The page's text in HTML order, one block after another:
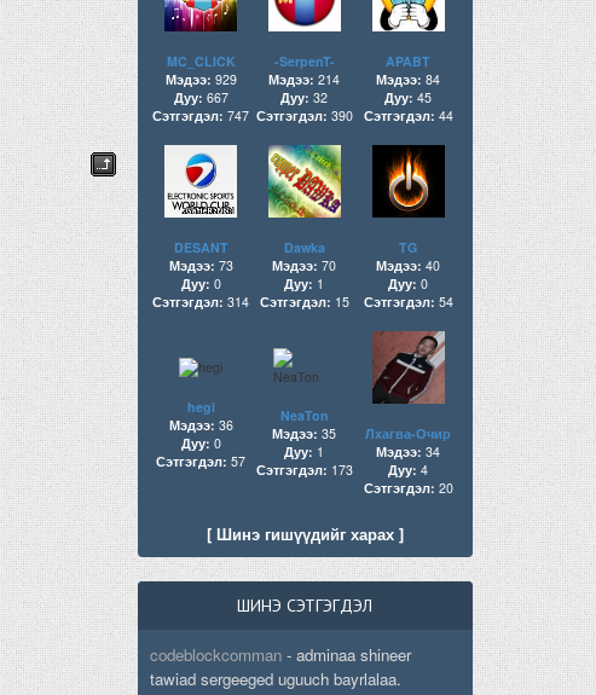
MC_CLICK
Мэдээ: 929
Дуу: 667
Сэтгэгдэл:747
-SerpenT-
Мэдээ: 214
Дуу: 32
Сэтгэгдэл: 390
APABT
Мэдээ: 84
Дуу: 45
Сэтгэгдэл: 44
DESANT
Мэдээ: 73
Дуу: 0
Сэтгэгдэл:314
Dawka
Мэдээ: 70
Дуу: 1
Сэтгэгдэл: 15
TG
Мэдээ: 40
Дуу: 0
Сэтгэгдэл: 54
hegi
Мэдээ: 36
Дуу: 0
Сэтгэгдэл:57
NeaTon
Мэдээ: 35
Дуу: 1
Сэтгэгдэл: 173
Лхагва-Очир
Мэдээ: 34
Дуу: 4
Сэтгэгдэл: 20
[ Шинэ гишүүдийг харах ]
ШИНЭ СЭТГЭГДЭЛ
codeblockcomman- adminaa shineer
tawiad sergeeged uguuch bayrlalaa.